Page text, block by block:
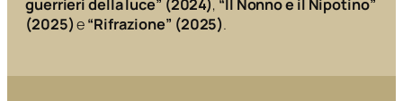
guerrieri della luce” (2024), “Il Nonno e il Nipotino”
(2025)e“Rifrazione” (2025).